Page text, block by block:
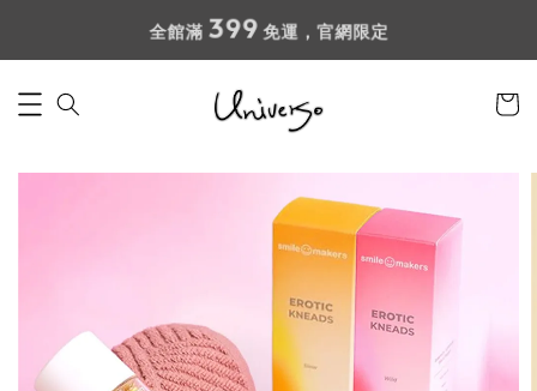
全館滿399 免運，官網限定